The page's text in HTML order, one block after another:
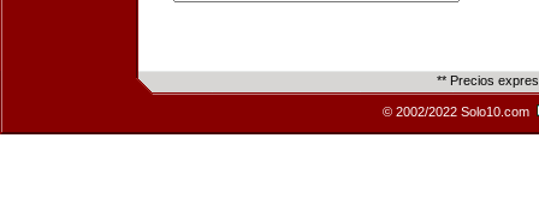
** Precios
© 2002/2022 Solo10.com